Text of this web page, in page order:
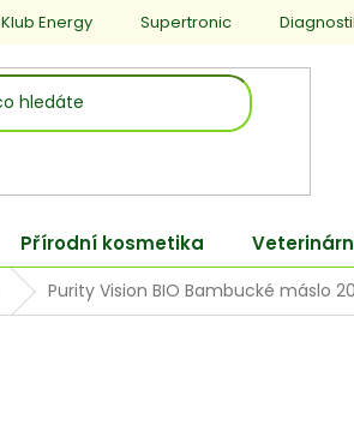
Klub Energy Supertronic
Přírodní kosmetika
Purity Vision BIO Bambucké máslo